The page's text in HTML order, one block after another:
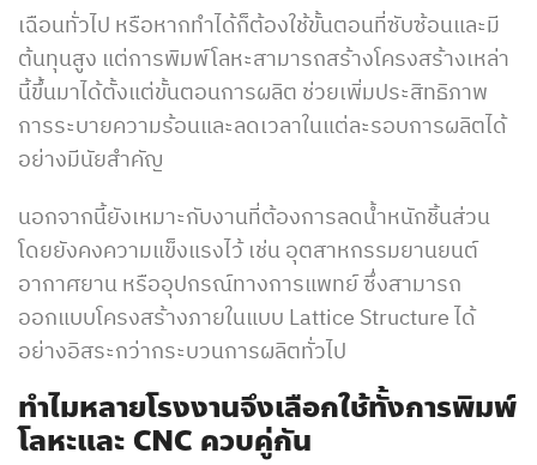
เฉือนทั่วไป หรือหากทำได้ก็ต้องใช้ขั้นตอนที่ซับซ้อนและมี
ต้นทุนสูง แต่การพิมพ์โลหะสามารถสร้างโครงสร้างเหล่า
นี้ขึ้นมาได้ตั้งแต่ขั้นตอนการผลิต ช่วยเพิ่มประสิทธิภาพ
การระบายความร้อนและลดเวลาในแต่ละรอบการผลิตได้
อย่างมีนัยสำคัญ
นอกจากนี้ยังเหมาะกับงานที่ต้องการลดน้ำหนักชิ้นส่วน
โดยยังคงความแข็งแรงไว้ เช่น อุตสาหกรรมยานยนต์
อากาศยาน หรืออุปกรณ์ทางการแพทย์ ซึ่งสามารถ
ออกแบบโครงสร้างภายในแบบ Lattice Structure ได้
อย่างอิสระกว่ากระบวนการผลิตทั่วไป
ทำไมหลายโรงงานจึงเลือกใช้ทั้งการพิมพ์
โลหะและCNC ควบคู่กัน